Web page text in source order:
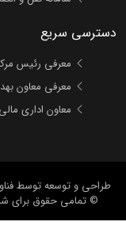
دسترسی سریع
معرفی رئیس
معرفی معاون
معاون اداری مالی
طراحی و توسعهتوسط
© تمامی حقوق برای